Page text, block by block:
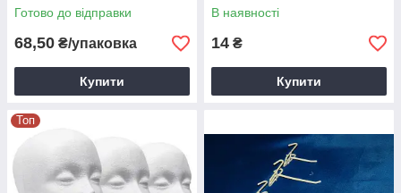
Готово до відправки
68,50 ₴/упаковка
Купити
В наявності
14 ₴
Купити
Топ